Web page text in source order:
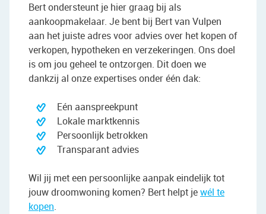
Bert ondersteunt je hier graag bij als
aankoopmakelaar. Je bent bij Bert van Vulpen
aan het juiste adres voor advies over het kopen of
verkopen, hypotheken en verzekeringen. Ons doel
is om jou geheel te ontzorgen. Dit doen we
dankzij al onze expertises onder één dak:
Eén aanspreekpunt
Lokale marktkennis
Persoonlijk betrokken
Transparant advies
Wil jij met een persoonlijke aanpak eindelijk tot
jouw droomwoning komen? Bert helpt jewél te
kopen.